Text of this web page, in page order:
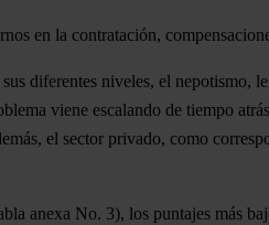
en la contratación,
diferentes niveles, el
viene escalando de tiempo
el sector privado, como
anexa No. 3), los puntajes más